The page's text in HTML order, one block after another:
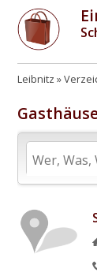
Leibnitz